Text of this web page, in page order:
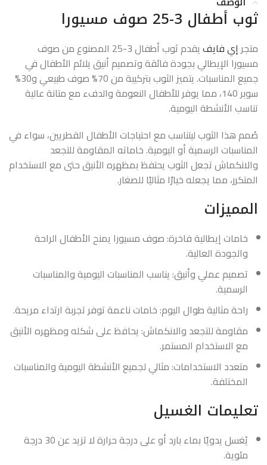
ثوب أطفال 3-25 صوف مسيورا
متجرإي فايف
يقدم ثوب أطفال 3-25 المصنوع من صوف
مسيورا الإيطالي بجودة فائقة وتصميم أنيق يلائم الأطفال في
جميع المناسبات. يتميز الثوب بتركيبة من 70% صوف طبيعي و30%
سوبر 140، مما يوفر للأطفال النعومة والدفء مع متانة عالية
تناسب الأنشطة اليومية.
صُمم هذا الثوب ليتناسب مع احتياجات الأطفال القطريين، سواء في
المناسبات الرسمية أو اليومية. خاماته المقاومة للتجعد
والانكماش تجعل الثوب يحتفظ بمظهره الأنيق حتى مع الاستخدام
المتكرر، مما يجعله خيارًا مثاليًا للصغار.
المميزات
خامات إيطالية فاخرة: صوف مسيورا يمنح الأطفال الراحة
والجودة العالية.
تصميم عملي وأنيق: يناسب المناسبات اليومية والمناسبات
الرسمية.
راحة مثالية طوال اليوم: خامات ناعمة توفر تجربة ارتداء مريحة.
مقاومة للتجعد والانكماش: يحافظ على شكله ومظهره الأنيق
مع الاستخدام المستمر.
متعدد الاستخدامات: مثالي لجميع الأنشطة اليومية والمناسبات
المختلفة.
تعليمات الغسيل
يُغسل يدويًا بماء بارد أو على درجة حرارة لا تزيد عن 30 درجة
مئوية.